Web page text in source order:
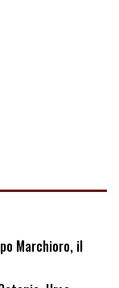
Marchioro, il